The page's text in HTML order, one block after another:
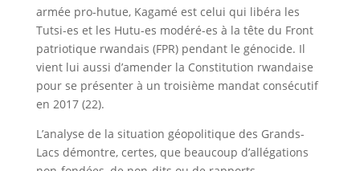
armée pro-hutue, Kagamé est celui qui libéra les
Tutsi-es et les Hutu-es modéré-es à la tête du Front
patriotique rwandais (FPR) pendant le génocide. Il
vient lui aussi d’amender la Constitution rwandaise
pour se présenter à un troisième mandat consécutif
en 2017 (22).
L’analyse de la situation géopolitique des Grands-
Lacs démontre, certes, que beaucoup d’allégations